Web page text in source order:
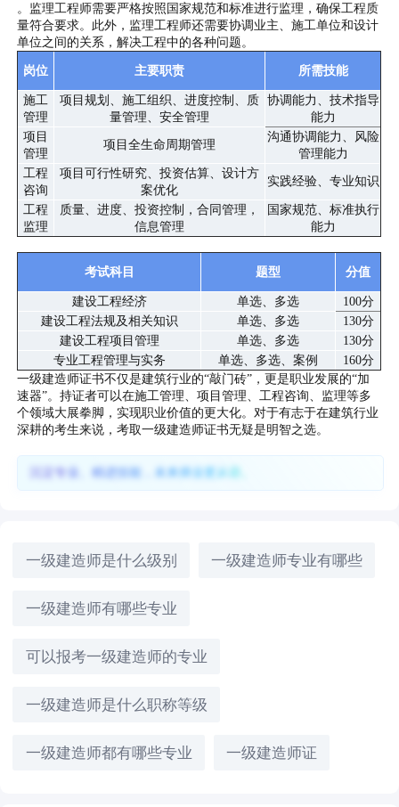
。监理工程师需要严格按照国家规范和标准进行监理，确保工程质
量符合要求。此外，监理工程师还需要协调业主、施工单位和设计
单位之间的关系，解决工程中的各种问题。
岗位
主要职责 所需技能
施工
管理
项目规划、施工组织、进度控制、质
量管理、安全管理
协调能力、技术指导
能力
项目
管理
项目全生命周期管理
沟通协调能力、风险
管理能力
工程
咨询
项目可行性研究、投资估算、设计方
案优化
实践经验、专业知识
工程
监理
质量、进度、投资控制，合同管理，
信息管理
国家规范、标准执行
能力
考试科目 题型 分值
建设工程经济 单选、多选
100分
建设工程法规及相关知识
单选、多选
130分
建设工程项目管理
单选、多选
130分
专业工程管理与实务
单选、多选、案例
160分
一级建造师证书不仅是建筑行业的“敲门砖”，更是职业发展的“加
速器”。持证者可以在施工管理、项目管理、工程咨询、监理等多
个领域大展拳脚，实现职业价值的更大化。对于有志于在建筑行业
深耕的考生来说，考取一级建造师证书无疑是明智之选。
沉淀专业、精进技能，未来择业更从容。
一级建造师是什么级别 一级建造师专业有哪些
一级建造师有哪些专业
可以报考一级建造师的专业
一级建造师是什么职称等级
一级建造师都有哪些专业 一级建造师证